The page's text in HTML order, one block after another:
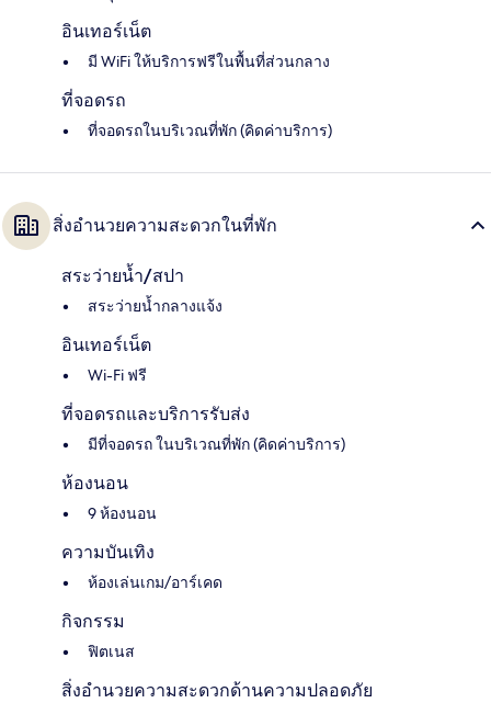
อินเทอร์เน็ต
มี WiFi ให้บริการฟรีในพื้นที่ส่วนกลาง
ที่จอดรถ
ที่จอดรถในบริเวณที่พัก (คิดค่าบริการ)
สิ่งอำนวยความสะดวกในที่พัก
สระว่ายน้ำ/สปา
สระว่ายน้ำกลางแจ้ง
อินเทอร์เน็ต
Wi-Fi ฟรี
ที่จอดรถและบริการรับส่ง
มีที่จอดรถ ในบริเวณที่พัก (คิดค่าบริการ)
ห้องนอน
9 ห้องนอน
ความบันเทิง
ห้องเล่นเกม/อาร์เคด
กิจกรรม
ฟิตเนส
สิ่งอำนวยความสะดวกด้านความปลอดภัย